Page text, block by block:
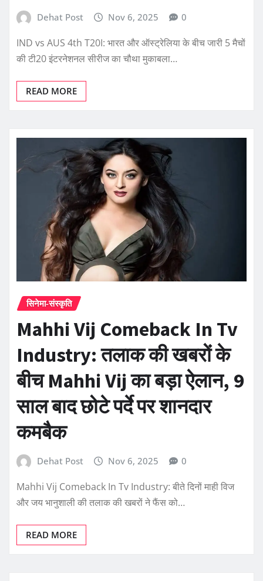
Dehat Post Nov 6, 2025 0
IND vs AUS 4th T20I: भारत और ऑस्ट्रेलिया के बीच जारी 5 मैचों
की टी20 इंटरनेशनल सीरीज का चौथा मुकाबला…
READ MORE
सिनेमा-संस्कृति
Mahhi Vij Comeback In Tv
Industry: तलाक की खबरों के
बीच Mahhi Vij का बड़ा ऐलान, 9
साल बाद छोटे पर्दे पर शानदार
कमबैक
Dehat Post Nov 6, 2025 0
Mahhi Vij Comeback In Tv Industry: बीते दिनों माही विज
और जय भानुशाली की तलाक की खबरों ने फैंस को…
READ MORE